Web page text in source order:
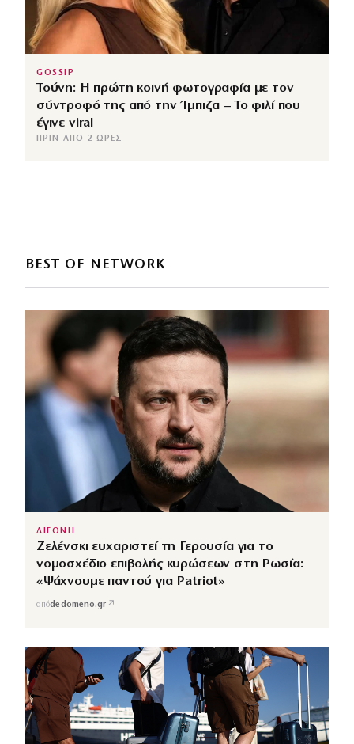
GOSSIP
Τούνη: Η πρώτη κοινή φωτογραφία με τον
σύντροφό της από την Ίμπιζα – Το φιλί που
έγινε viral
ΠΡΙΝ ΑΠΌ 2 ΏΡΕΣ
BEST OF NETWORK
ΔΙΕΘΝΗ
Ζελένσκι ευχαριστεί τη Γερουσία για το
νομοσχέδιο επιβολής κυρώσεων στη Ρωσία:
«Ψάχνουμε παντού για Patriot»
απόdedomeno.gr ↗